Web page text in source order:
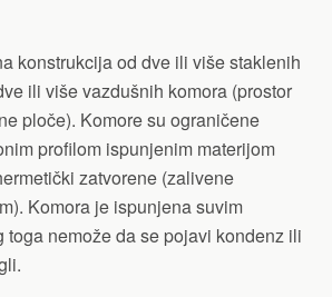
konstrukcija od dve ili više staklenih
ili više vazdušnih komora (prostor
ploče). Komore su ograničene
profilom ispunjenim materijom
zatvorene (zalivene
Komora je ispunjena suvim
toga nemože da se pojavi kondenz ili